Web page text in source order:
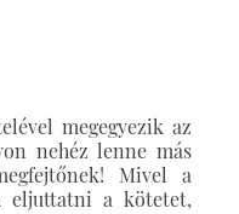
megegyezik az
nehéz lenne más
Mivel a
eljuttatni a kötetet,